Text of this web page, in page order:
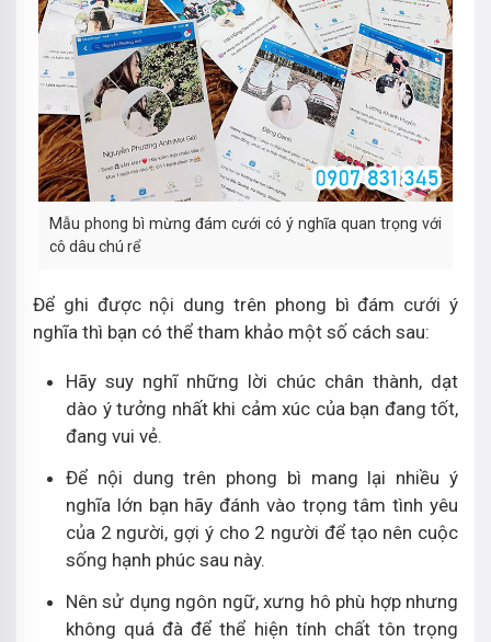
Mẫu phong bì mừng đám cưới có ý nghĩa quan trọng với
cô dâu chú rể
Để ghi được nội dung trên phong bì đám cưới ý
nghĩa thì bạn có thể tham khảo một số cách sau:
Hãy suy nghĩ những lời chúc chân thành, dạt
dào ý tưởng nhất khi cảm xúc của bạn đang tốt,
đang vui vẻ.
Để nội dung trên phong bì mang lại nhiều ý
nghĩa lớn bạn hãy đánh vào trọng tâm tình yêu
của 2 người, gợi ý cho 2 người để tạo nên cuộc
sống hạnh phúc sau này.
Nên sử dụng ngôn ngữ, xưng hô phù hợp nhưng
không quá đà để thể hiện tính chất tôn trọng